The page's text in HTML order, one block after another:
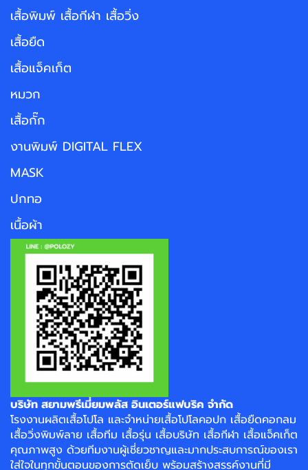
เสื้อพิมพ์ เสื้อกีฬา เสื้อวิ่ง
เสื้อยืด
เสื้อแจ็คเก็ต
หมวก
เสื้อกั๊ก
งานพิมพ์ DIGITAL FLEX
MASK
ปกทอ
เนื้อผ้า
บริษัท สยามพรีเมี่ยมพลัส อินเตอร์แฟบริค จำกัด
โรงงานผลิตเสื้อโปโล และจำหน่ายเสื้อโปโลคอปก เสื้อยืดคอกลม
เสื้อวิ่งพิมพ์ลาย เสื้อทีม เสื้อรุ่น เสื้อบริษัท เสื้อกีฬา เสื้อแจ็คเก็ต
คุณภาพสูง ด้วยทีมงานผู้เชี่ยวชาญและมากประสบการณ์ของเรา
ใส่ใจในทุกขั้นตอนของการตัดเย็บ พร้อมสร้างสรรค์งานที่มี